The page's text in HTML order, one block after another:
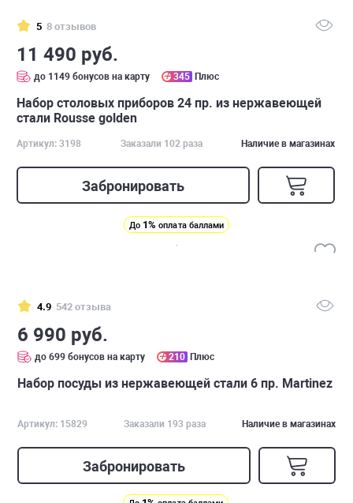
5 8 отзывов
11 490 руб.
до 1149 бонусов на карту 345 Плюс
Набор столовых приборов 24 пр. из нержавеющей
стали Rousse golden
Артикул: 3198 Заказали 102 раза Наличие в магазинах
Забронировать
До 1% оплата баллами
4.9 542 отзыва
6 990 руб.
до 699 бонусов на карту 210 Плюс
Набор посуды из нержавеющей стали 6 пр. Martinez
Артикул: 15829 Заказали 193 раза Наличие в магазинах
Забронировать